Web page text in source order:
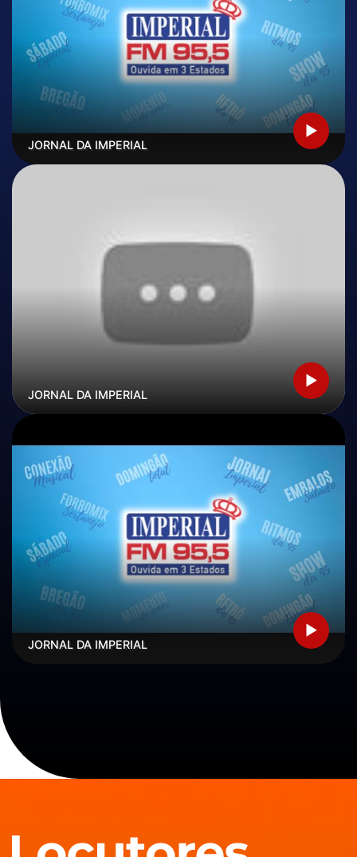
JORNAL DA IMPERIAL
JORNAL DA IMPERIAL
JORNAL DA IMPERIAL